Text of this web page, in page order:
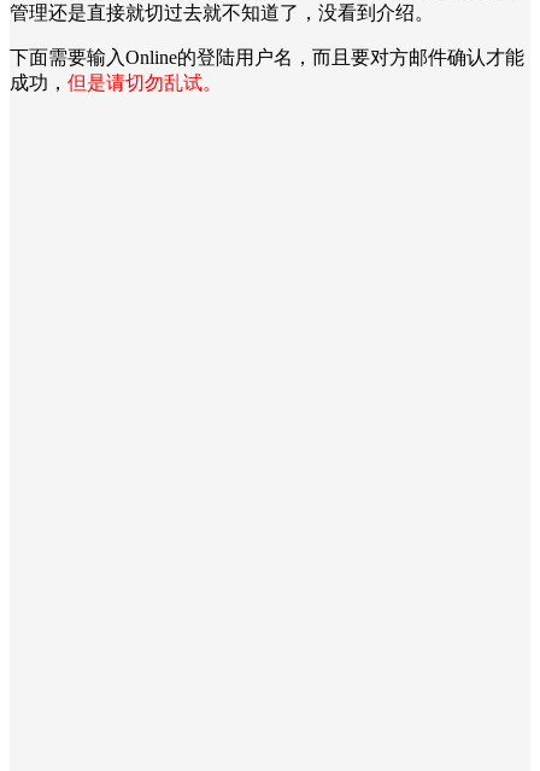
管理还是直接就切过去就不知道了，没看到介绍。
下面需要输入Online的登陆用户名，而且要对方邮件确认才能
成功， 但是请切勿乱试。